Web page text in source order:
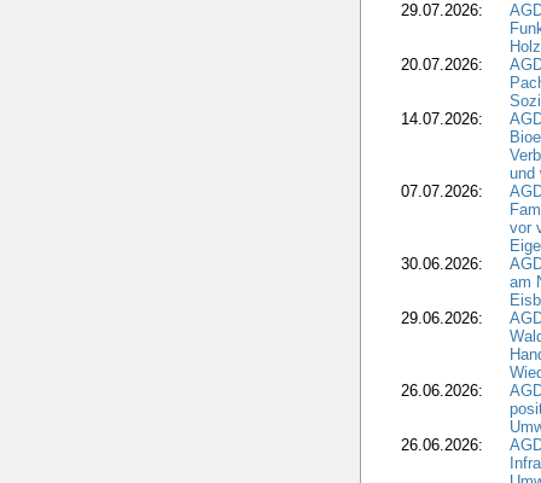
29.07.2026:
20.07.2026:
14.07.2026:
und
07.07.2026:
vor
30.06.2026:
am
29.06.2026:
26.06.2026:
26.06.2026: